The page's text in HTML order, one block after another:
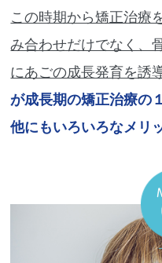
この時期から矯正治療
み合わせだけでなく、
にあごの成長発育を誘
が成長期の矯正治療の
他にもいろいろなメリ